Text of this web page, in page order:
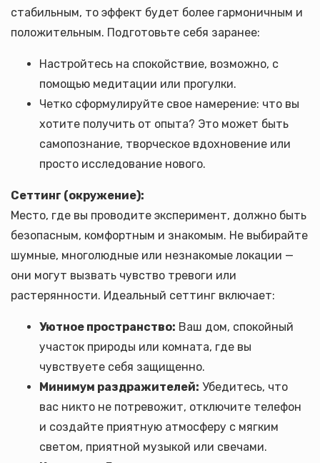
стабильным, то эффект будет более гармоничным и
положительным. Подготовьте себя заранее:
Настройтесь на спокойствие, возможно, с
помощью медитации или прогулки.
Четко сформулируйте свое намерение: что вы
хотите получить от опыта? Это может быть
самопознание, творческое вдохновение или
просто исследование нового.
Сеттинг (окружение):
Место, где вы проводите эксперимент, должно быть
безопасным, комфортным и знакомым. Не выбирайте
шумные, многолюдные или незнакомые локации —
они могут вызвать чувство тревоги или
растерянности. Идеальный сеттинг включает:
Уютное пространство: Ваш дом, спокойный
участок природы или комната, где вы
чувствуете себя защищенно.
Минимум раздражителей: Убедитесь, что
вас никто не потревожит, отключите телефон
и создайте приятную атмосферу с мягким
светом, приятной музыкой или свечами.